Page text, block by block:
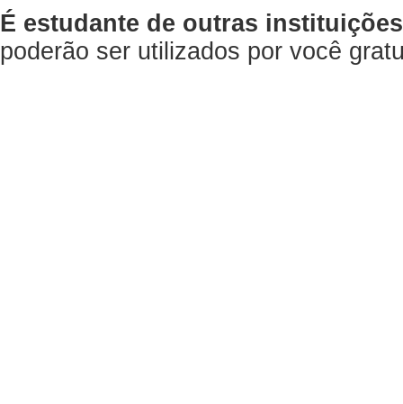
É estudante de outras
poderão ser utilizados por você